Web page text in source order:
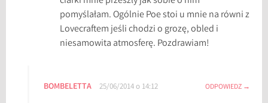
l
l
o
h
pomyślałam. Ogólnie Poe stoi u mnie na równi z
Lovecraftem jeśli chodzi o grozę, obled i
niesamowita atmosferę. Pozdrawiam!
BOMBELETTA 25/06/2014 o 14:12 ODPOWIEDZ